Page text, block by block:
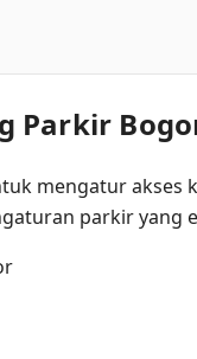
Parkir
mengatur akses
parkir yang